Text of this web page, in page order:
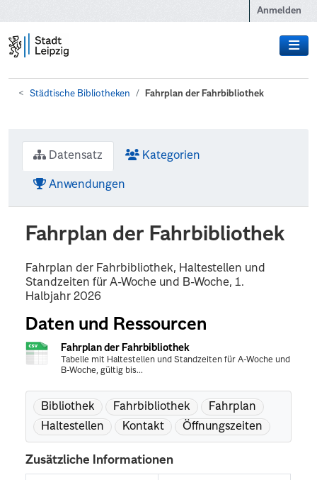
Anmelden
Städtische Bibliotheken Fahrplan der Fahrbibliothek
Datensatz Kategorien
Anwendungen
Fahrplan der Fahrbibliothek
Fahrplan der Fahrbibliothek, Haltestellen und
Standzeiten für A-Woche und B-Woche, 1.
Halbjahr 2026
Daten und Ressourcen
Fahrplan der Fahrbibliothek
Tabelle mit Haltestellen und Standzeiten für A-Woche und
B-Woche, gültig bis...
Bibliothek Fahrbibliothek
Fahrplan
Haltestellen
Kontakt Öffnungszeiten
Zusätzliche Informationen